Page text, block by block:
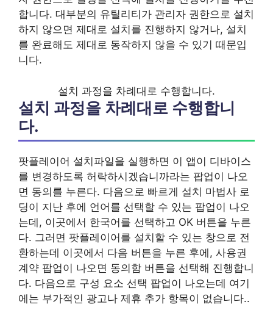
합니다. 대부분의 유틸리티가 관리자 권한으로 설치
하지 않으면 제대로 설치를 진행하지 않거나, 설치
를 완료해도 제대로 동작하지 않을 수 있기 때문입
니다.
설치 과정을 차례대로 수행합니다.
설치 과정을 차례대로 수행합니
다.
팟플레이어 설치파일을 실행하면 이 앱이 디바이스
를 변경하도록 허락하시겠습니까라는 팝업이 나오
면 동의를 누른다. 다음으로 빠르게 설치 마법사 로
딩이 지난 후에 언어를 선택할 수 있는 팝업이 나오
는데, 이곳에서 한국어를 선택하고 OK 버튼을 누른
다. 그러면 팟플레이어를 설치할 수 있는 창으로 전
환하는데 이곳에서 다음 버튼을 누른 후에, 사용권
계약 팝업이 나오면 동의함 버튼을 선택해 진행합니
다. 다음으로 구성 요소 선택 팝업이 나오는데 여기
에는 부가적인 광고나 제휴 추가 항목이 없습니다..